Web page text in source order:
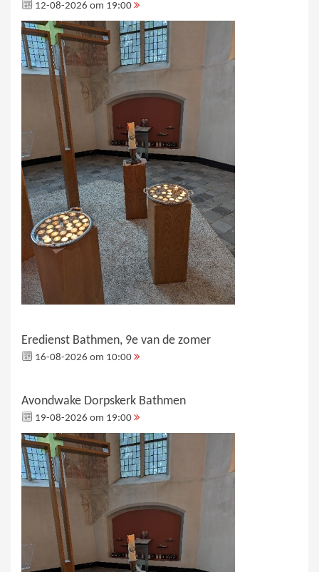
12-08-2026 om 19:00
Eredienst Bathmen, 9e van de zomer
16-08-2026 om 10:00
Avondwake Dorpskerk Bathmen
19-08-2026 om 19:00